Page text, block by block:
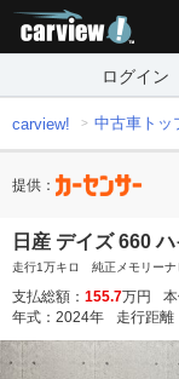
ログイン
carview! 中古車トッ
提供：
日産 デイズ 660
走行1万キロ 純正メモリーナ
支払総額： 155.7万円
年式： 2024年 走行距離